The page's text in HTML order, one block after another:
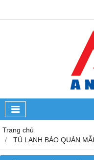
Trang chủ
TỦ LẠNH BẢO QUẢN